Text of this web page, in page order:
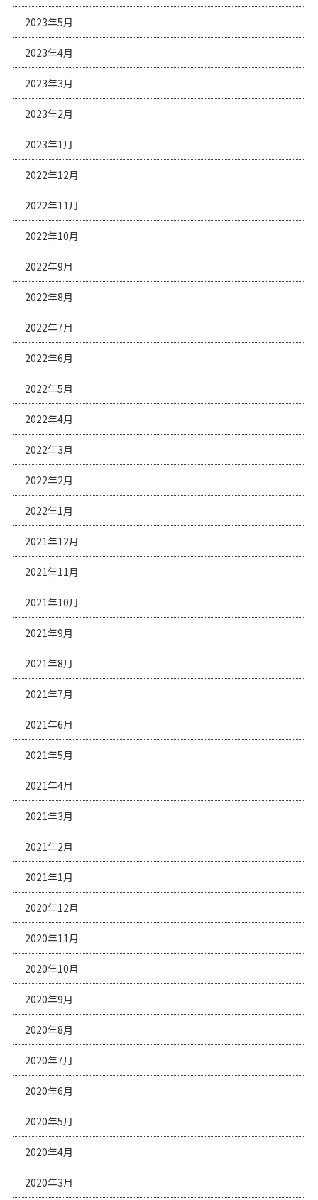
2023年5月
2023年4月
2023年3月
2023年2月
2023年1月
2022年12月
2022年11月
2022年10月
2022年9月
2022年8月
2022年7月
2022年6月
2022年5月
2022年4月
2022年3月
2022年2月
2022年1月
2021年12月
2021年11月
2021年10月
2021年9月
2021年8月
2021年7月
2021年6月
2021年5月
2021年4月
2021年3月
2021年2月
2021年1月
2020年12月
2020年11月
2020年10月
2020年9月
2020年8月
2020年7月
2020年6月
2020年5月
2020年4月
2020年3月